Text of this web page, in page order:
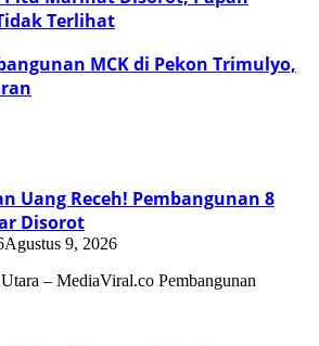
Terlihat
MCK di Pekon Trimulyo,
Uang Receh! Pembangunan 8
Disorot
Agustus 9, 2026
– MediaViral.co Pembangunan